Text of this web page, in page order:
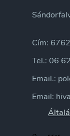
Cím:
Tel.: 06
Email.:
Email: